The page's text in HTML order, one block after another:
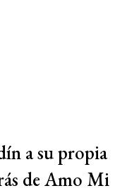
a su propia
de Amo Mi